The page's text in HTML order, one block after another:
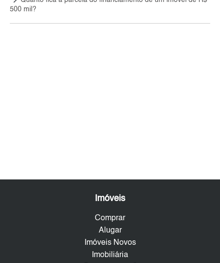
500 mil?
Imóveis
Comprar
Alugar
Imóveis Novos
Imobiliária